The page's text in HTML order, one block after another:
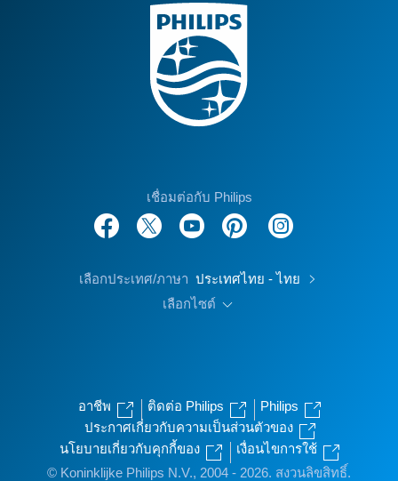
เชื่อมต่อกับ Philips
เลือกประเทศ/ภาษา ประเทศไทย - ไทย
เลือกไซต์
อาชีพ ติดต่อ Philips
Philips
ประกาศเกี่ยวกับความเป็นส่วนตัวของ
นโยบายเกี่ยวกับคุกกี้ของ
เงื่อนไขการใช้
© Koninklijke Philips N.V., 2004 - 2026. สงวนลิขสิทธิ์.